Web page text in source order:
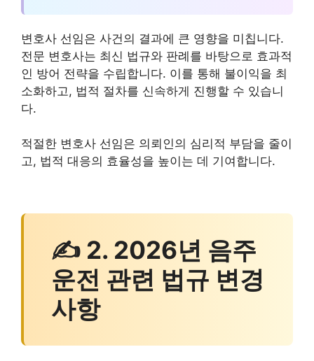
변호사 선임은 사건의 결과에 큰 영향을 미칩니다.
전문 변호사는 최신 법규와 판례를 바탕으로 효과적
인 방어 전략을 수립합니다. 이를 통해 불이익을 최
소화하고, 법적 절차를 신속하게 진행할 수 있습니
다.
적절한 변호사 선임은 의뢰인의 심리적 부담을 줄이
고, 법적 대응의 효율성을 높이는 데 기여합니다.
✍ 2. 2026년 음주
운전 관련 법규 변경
사항